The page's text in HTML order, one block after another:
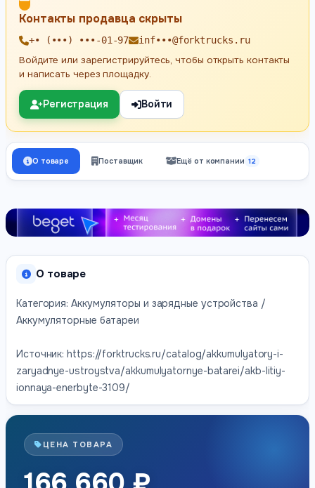
Контакты продавца скрыты
+• (•••) •••-01-97 inf•••@forktrucks.ru
Войдите или зарегистрируйтесь, чтобы открыть контакты
и написать через площадку.
Регистрация Войти
О товаре Поставщик Ещё от компании 12
О товаре
Категория: Аккумуляторы и зарядные устройства /
Аккумуляторные батареи
Источник: https://forktrucks.ru/catalog/akkumulyatory-i-
zaryadnye-ustroystva/akkumulyatornye-batarei/akb-litiy-
ionnaya-enerbyte-3109/
ЦЕНА ТОВАРА